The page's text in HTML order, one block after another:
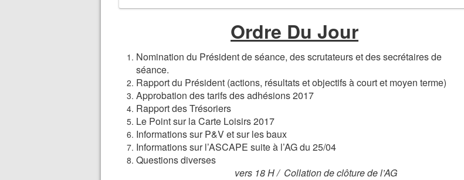
Ordre Du Jour
Nomination du Président de séance, des scrutateurs et des secrétaires de
séance.
Rapport du Président (actions, résultats et objectifs à court et moyen terme)
Approbation des tarifs des adhésions 2017
Rapport des Trésoriers
Le Point sur la Carte Loisirs 2017
Informations sur P&V et sur les baux
Informations sur l’ASCAPE suite à l’AG du 25/04
Questions diverses
vers 18 H / Collation de clôture de l’AG